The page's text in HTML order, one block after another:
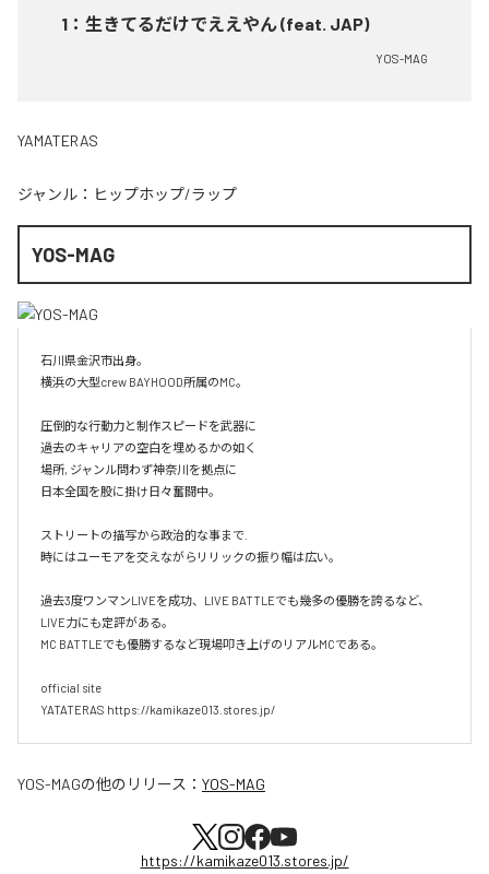
1 ： 生きてるだけでええやん (feat. JAP)
YOS-MAG
YAMATERAS
ジャンル： ヒップホップ/ラップ
YOS-MAG
石川県金沢市出身。
横浜の大型crew BAYHOOD所属のMC。
圧倒的な行動力と制作スピードを武器に
過去のキャリアの空白を埋めるかの如く
場所, ジャンル問わず神奈川を拠点に
日本全国を股に掛け日々奮闘中。
ストリートの描写から政治的な事まで.
時にはユーモアを交えながらリリックの振り幅は広い。
過去3度ワンマンLIVEを成功、LIVE BATTLEでも幾多の優勝を誇るなど、
LIVE力にも定評がある。
MC BATTLEでも優勝するなど現場叩き上げのリアルMCである。
official site
YATATERAS https://kamikaze013.stores.jp/
YOS-MAGの他のリリース： YOS-MAG
https://kamikaze013.stores.jp/